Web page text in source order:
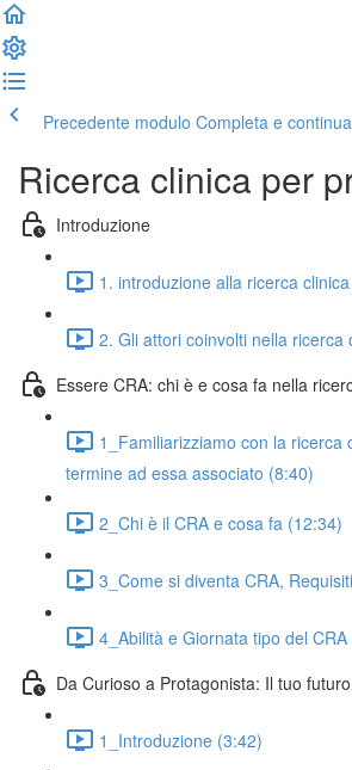
Precedente modulo Completa e continua
Ricerca clinica per
Introduzione
1. introduzione alla ricerca
2. Gli attori coinvolti nella ricerca
Essere CRA: chi è e cosa fa nella
1_Familiarizziamo con la ricerca
termine ad essa associato (8:40)
2_Chi è il CRA e cosa fa (12:34)
3_Come si diventa CRA,
4_Abilità e Giornata tipo del
Da Curioso a Protagonista: Il tuo
1_Introduzione (3:42)